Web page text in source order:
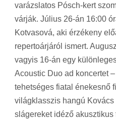
varázslatos Pósch-kert
várják. Július 26-án 16:00
Kotvasová, aki érzékeny
repertoárjáról ismert.
vagyis 16-án egy
Acoustic Duo ad koncertet
tehetséges fiatal énekesnő
világklasszis hangú
slágereket idéző